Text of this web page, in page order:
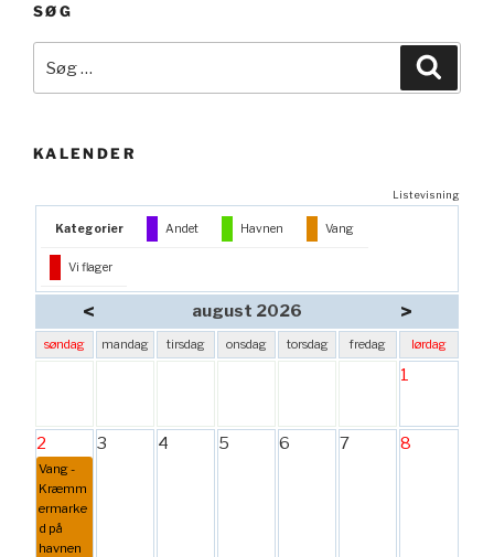
SØG
efter:
KALENDER
Listevisning
Kategorier Andet Havnen Vang
Vi flager
< august 2026 >
søndag mandag tirsdag onsdag torsdag fredag lørdag
1
2
Vang -
Kræmm
ermarke
d på
havnen
3 4 5 6 7 8